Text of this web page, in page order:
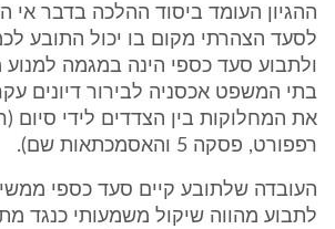
ההגיון העומד ביסוד ההלכה בדבר אי
לסעד הצהרתי מקום בו יכול התובע
ולתבוע סעד כספי הינה במגמה למנוע
בתי המשפט אכסניה לבירור דיונים
את המחלוקות בין הצדדים לידי סיום
רפפורט, פסקה 5 והאסמכתאות שם).
העובדה שלתובע קיים סעד כספי ממשי
לתבוע מהווה שיקול משמעותי כנגד